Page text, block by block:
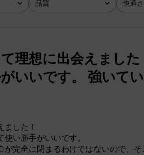
品質
全て 快適さ
全て
理想に出会えまし
いいです。 強いて
した！
い勝手がいいです。
完全に閉まるわけではないので、